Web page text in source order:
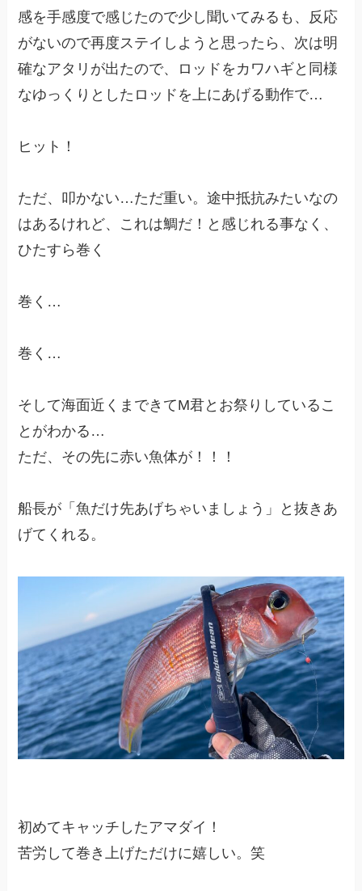
感を手感度で感じたので少し聞いてみるも、反応
がないので再度ステイしようと思ったら、次は明
確なアタリが出たので、ロッドをカワハギと同様
なゆっくりとしたロッドを上にあげる動作で…
ヒット！
ただ、叩かない…ただ重い。途中抵抗みたいなの
はあるけれど、これは鯛だ！と感じれる事なく、
ひたすら巻く
巻く…
巻く…
そして海面近くまできてM君とお祭りしているこ
とがわかる…
ただ、その先に赤い魚体が！！！
船長が「魚だけ先あげちゃいましょう」と抜きあ
げてくれる。
初めてキャッチしたアマダイ！
苦労して巻き上げただけに嬉しい。笑